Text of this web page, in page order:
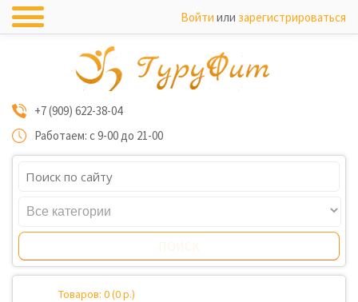
Войти или зарегистрироваться
+7 (909) 622-38-04
Работаем: с 9-00 до 21-00
Товаров: 0 (0 р.)